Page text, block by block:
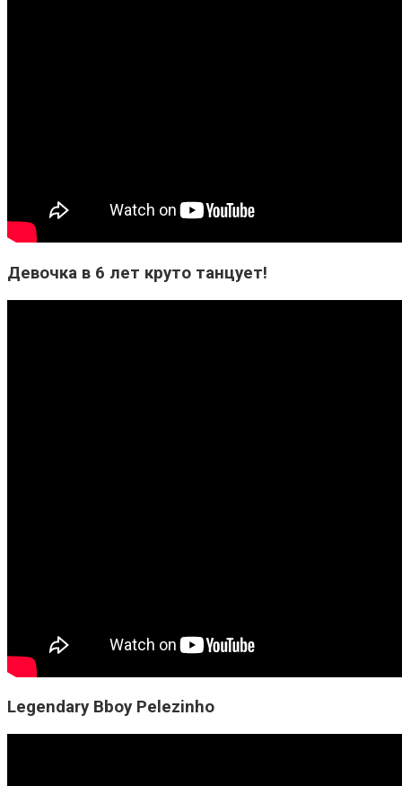
Девочка в 6 лет круто танцует!
Legendary Bboy Pelezinho